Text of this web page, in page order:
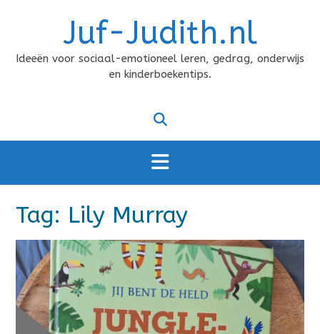
Juf-Judith.nl
Ideeën voor sociaal-emotioneel leren, gedrag, onderwijs
en kinderboekentips.
Tag: Lily Murray